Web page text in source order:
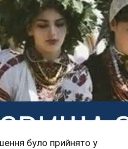
було прийнято у